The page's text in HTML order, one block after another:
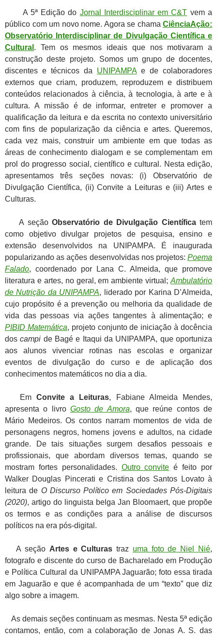
A 5ª Edição do Jornal Interdisciplinar em C&T vem a
público com um novo nome. Agora se chama CiênciaAção:
Observatório Interdisciplinar de Divulgação Científica e
Cultural . Tem os mesmos ideais que nos motivaram a
construção deste projeto. Somos um grupo de docentes,
discentes e técnicos da UNIPAMPAe de colaboradores
externos que criam, produzem, reproduzem e distribuem
conteúdos relacionados à ciência, à tecnologia, à arte e à
cultura. A missão é de informar, entreter e promover a
qualificação da leitura e da escrita no contexto universitário
com fins de popularização da ciência e artes. Queremos,
cada vez mais, construir um ambiente em que todas as
áreas de conhecimento dialogam e se complementam em
prol do progresso social, científico e cultural. Nesta edição,
apresentamos três seções novas: (i) Observatório de
Divulgação Científica, (ii) Convite a Leituras e (iii) Artes e
Culturas.
A seção Observatório de Divulgação Científicatem
como objetivo divulgar projetos de pesquisa, ensino e
extensão desenvolvidos na UNIPAMPA. É inaugurada
popularizando as ações desenvolvidas nos projetos: Poema
Falado, coordenado por Lana C. Almeida, que promove
literatura e artes, no geral, em ambiente virtual; Ambulatório
de Nutrição da UNIPAMPA, liderado por Karina D’Almeida,
cujo propósito é a prevenção ou melhoria da qualidade de
vida das pessoas via ações tangentes à alimentação; e
PIBID Matemática, projeto conjunto de iniciação à docência
doscampi de Bagé e Itaqui da UNIPAMPA, que oportuniza
aos alunos vivenciar rotinas nas escolas e organizar
eventos de divulgação do curso e de aplicação dos
conhecimentos matemáticos no dia a dia.
Em Convite a Leituras, Fabiane Almeida Mendes,
apresenta o livro Gosto de Amora, que reúne contos de
Mário Medeiros. Os contos narram momentos de vida de
personagens negros, homens jovens e adultos, na cidade
grande. De tais situações surgem desafios pessoais e
profissionais, que abordam diversos temas, quando se
mostram fortes personalidades. Outro convite é feito por
Walker Douglas Pincerati e Cristina dos Santos Lovato à
leitura de O Discurso Político em Sociedades Pós-Digitais
(2020), artigo do linguista belga Jan Bloomaert, que propõe
os termos e as condições para a análise de discursos
políticos na era pós-digital.
A seção Artes e Culturas traz uma foto de Niel Nié,
fotografo e discente do curso de Bacharelado em Produção
e Política Cultural da UNIPAMPA Jaguarão; foto essa tirada
em Jaguarão e que é acompanhada de um “texto” que diz
algo sobre a imagem.
As demais seções continuam as mesmas. Nesta 5ª edição
contamos, então, com a colaboração de Jonas A. S. das